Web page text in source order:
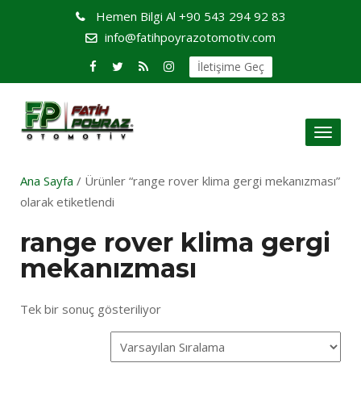
Hemen Bilgi Al +90 543 294 92 83
info@fatihpoyrazotomotiv.com
İletişime Geç
Toggle
Ana Sayfa / Ürünler “range rover klima gergi mekanızması”
olarak etiketlendi
range rover klima gergi
mekanızması
Tek bir sonuç gösteriliyor